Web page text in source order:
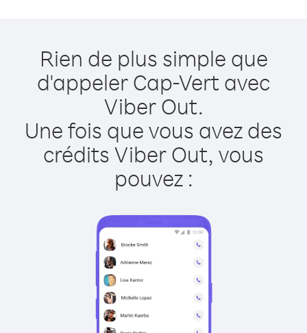
Rien de plus simple que
d'appeler Cap-Vert avec
Viber Out.
Une fois que vous avez des
crédits Viber Out, vous
pouvez :